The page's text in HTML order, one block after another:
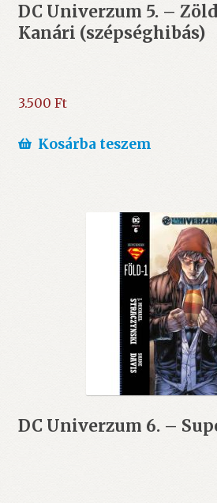
DC Univerzum 5. –
Kanári (szépséghibás)
3.500 Ft
Kosárba teszem
DC Univerzum 6. –